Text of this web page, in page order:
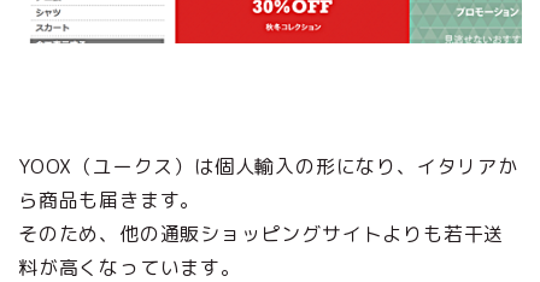
YOOX（ユークス）は個人輸入の形になり、イタリアか
ら商品も届きます。
そのため、他の通販ショッピングサイトよりも若干送
料が高くなっています。